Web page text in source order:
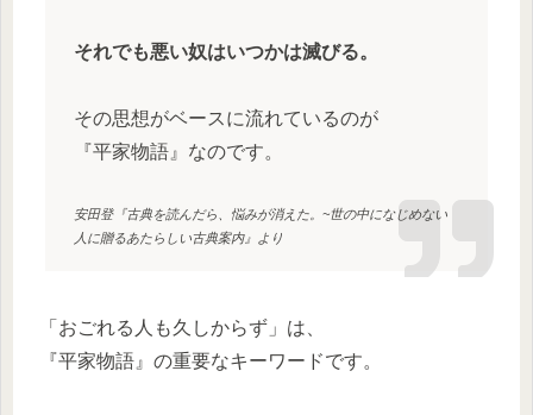
それでも悪い奴はいつかは滅びる。
その思想がベースに流れているのが
『平家物語』なのです。
安田登『古典を読んだら、悩みが消えた。~世の中になじめない
人に贈るあたらしい古典案内』より
「おごれる人も久しからず」は、
『平家物語』の重要なキーワードです。